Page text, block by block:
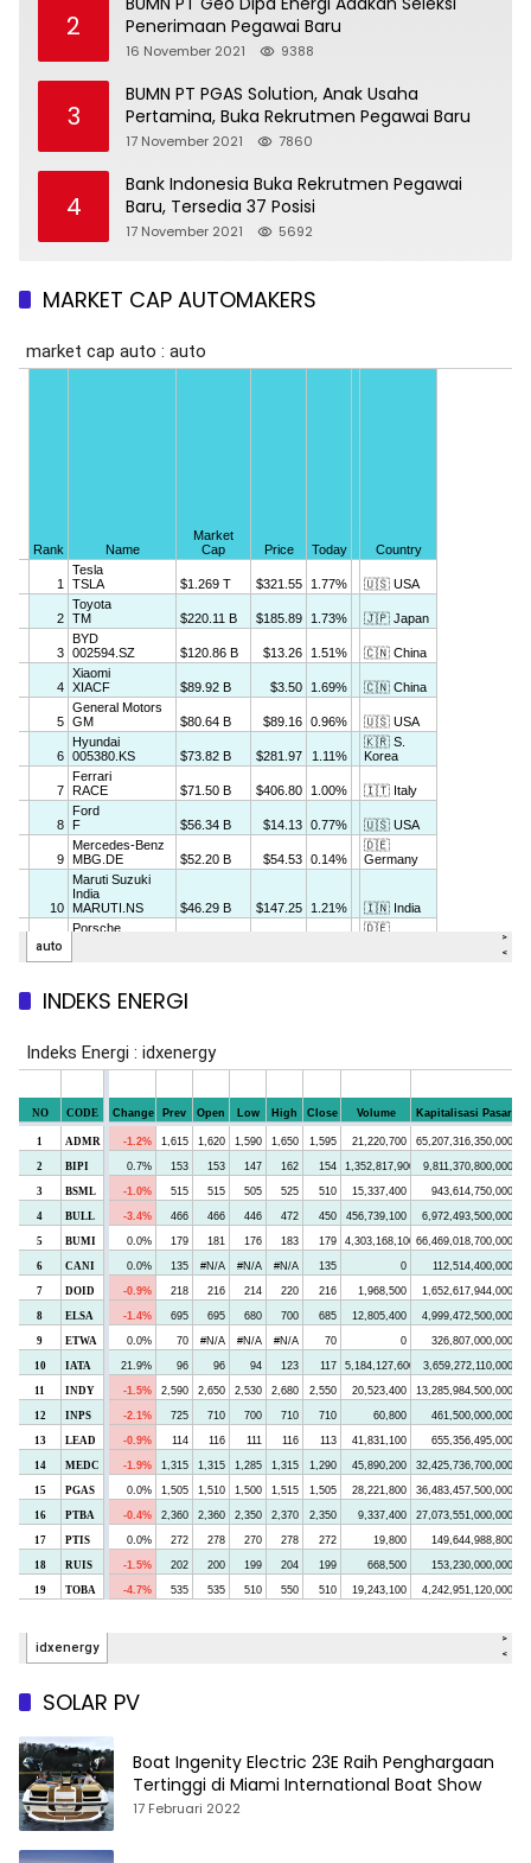
2
Penerimaan Pegawai Baru
16 November 2021 9388
3
BUMN PT PGAS Solution, Anak Usaha
Pertamina, Buka Rekrutmen Pegawai Baru
17 November 2021 7860
4
Bank Indonesia Buka Rekrutmen Pegawai
Baru, Tersedia 37 Posisi
17 November 2021 5692
MARKET CAP AUTOMAKERS
INDEKS ENERGI
SOLAR PV
Boat Ingenity Electric 23E Raih Penghargaan
Tertinggi di Miami International Boat Show
17 Februari 2022